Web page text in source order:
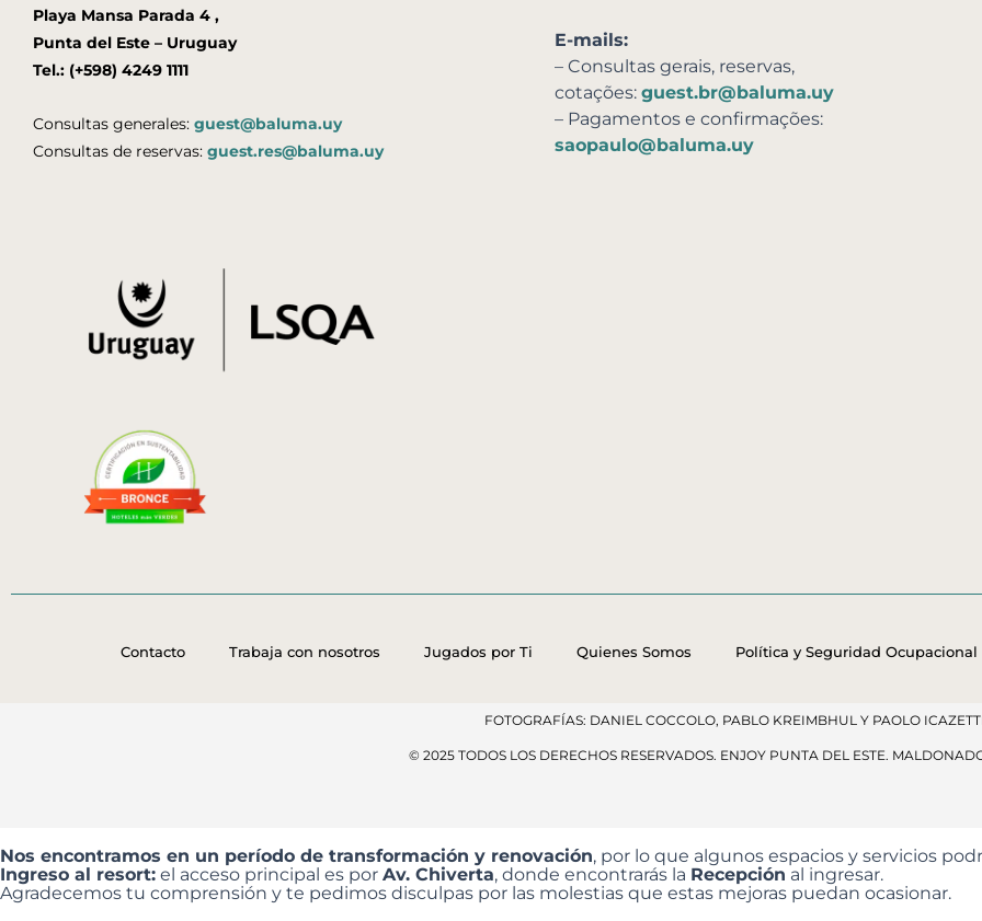
Playa Mansa Parada 4 ,
Punta del Este – Uruguay
Tel.: (+598) 4249 1111
Consultas generales: guest@baluma.uy
Consultas de reservas: guest.res@baluma.uy
E-mails:
– Consultas gerais, reservas,
cotações: guest.br@baluma.uy
– Pagamentos e confirmações:
saopaulo@baluma.uy
Contacto Trabaja con nosotros Jugados por Ti Quienes Somos Política y Seguridad Ocupacional
FOTOGRAFÍAS: DANIEL COCCOLO, PABLO KREIMBHUL Y PAOLO
© 2025 TODOS LOS DERECHOS RESERVADOS​. ENJOY PUNTA DEL ESTE.
Nos encontramos en un período de transformación y renovación, por lo que algunos espacios y servicios
Ingreso al resort: el acceso principal es por Av. Chiverta, donde encontrarás la Recepción al ingresar.
Agradecemos tu comprensión y te pedimos disculpas por las molestias que estas mejoras puedan ocasionar.